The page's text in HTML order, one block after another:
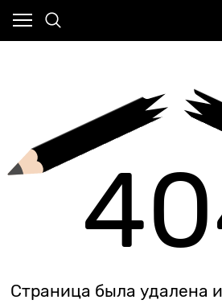
Страница была удалена